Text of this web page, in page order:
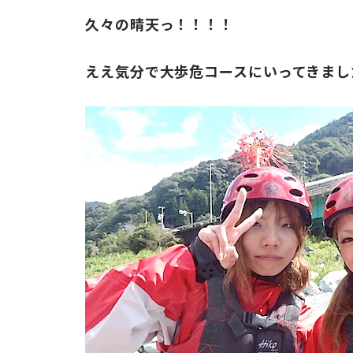
お問い合わせ
ENGLISH
久々の晴天っ！！！！
ええ気分で大歩危コースにいってきま